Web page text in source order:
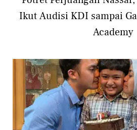
Ikut Audisi KDI sampai
Academy